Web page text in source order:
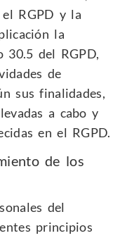
RGPD y la
la
30.5 del RGPD,
de
sus finalidades,
a cabo y
en el RGPD.
de los
del
principios